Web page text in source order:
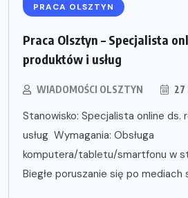
PRACA OLSZTYN
Praca Olsztyn – Specjalista
produktów i usług
WIADOMOŚCI OLSZTYN 27
Stanowisko: Specjalista online ds.
usług Wymagania: Obsługa
komputera/tabletu/smartfonu w
Biegłe poruszanie się po mediach